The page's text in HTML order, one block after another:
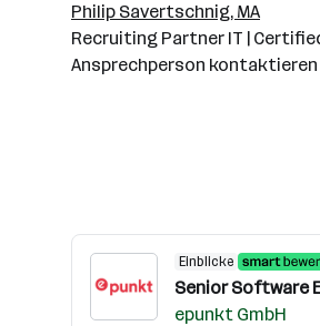
Philip Savertschnig, MA
Recruiting Partner IT |
Ansprechperson kontaktieren
Einblicke
Senior Software
epunkt GmbH